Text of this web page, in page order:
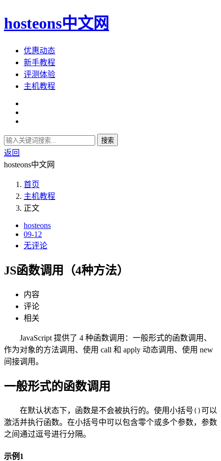
hosteons中文网
优惠动态
新手教程
评测体验
主机教程
搜索
返回
hosteons中文网
首页
主机教程
正文
hosteons
09-12
无评论
JS函数调用（4种方法）
内容
评论
相关
JavaScript 提供了 4 种函数调用：一般形式的函数调用、
作为对象的方法调用、使用 call 和 apply 动态调用、使用 new
间接调用。
一般形式的函数调用
在默认状态下，函数是不会被执行的。使用小括号 () 可以
激活并执行函数。在小括号中可以包含零个或多个参数，参数
之间通过逗号进行分隔。
示例1